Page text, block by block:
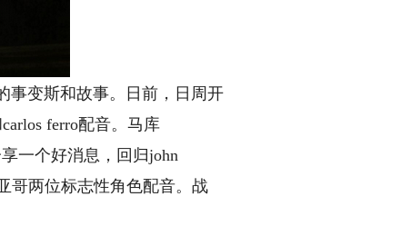
事变斯和故事。日前，日周开
ferro配音。马库
一个好消息，回归john
哥两位标志性角色配音。战